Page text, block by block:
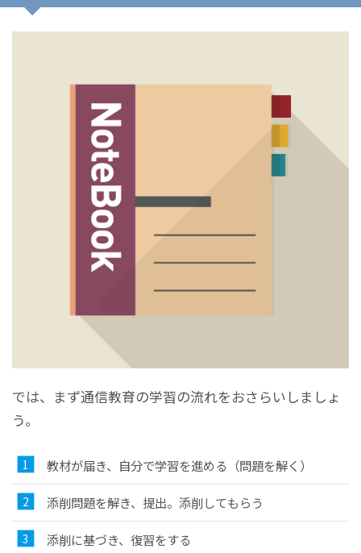
では、まず通信教育の学習の流れをおさらいしましょ
う。
教材が届き、自分で学習を進める（問題を解く）
添削問題を解き、提出。添削してもらう
添削に基づき、復習をする